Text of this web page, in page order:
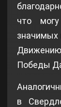
что
значимых
Победы
в